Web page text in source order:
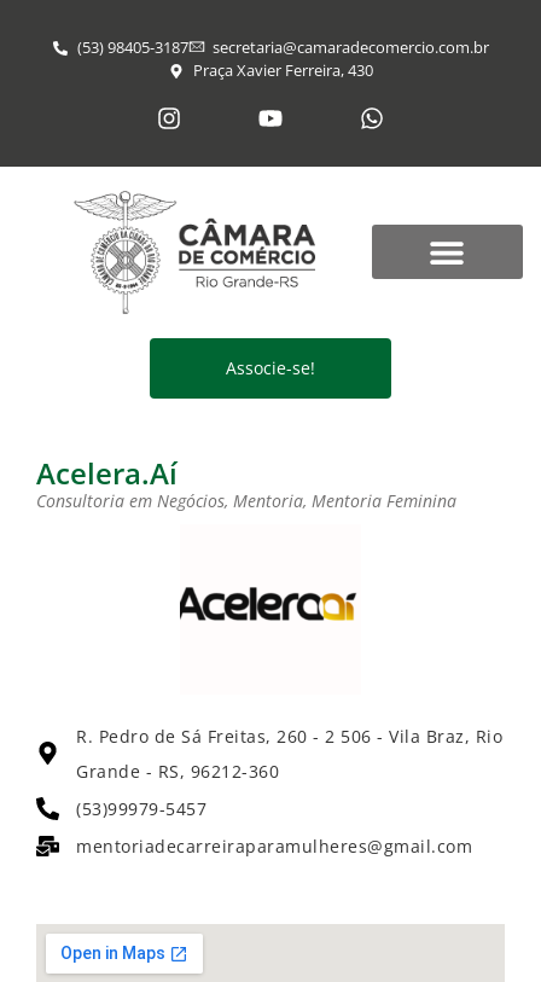
(53) 98405-3187
secretaria@​camaradecomercio.com.br
Praça Xavier Ferreira, 430
Associe-se!
Acelera.Aí
Consultoria em Negócios, Mentoria, Mentoria Feminina
R. Pedro de Sá Freitas, 260 - 2 506 - Vila Braz, Rio
Grande - RS, 96212-360
(53)99979-5457
mentoriadecarreiraparamulheres@gmail.com